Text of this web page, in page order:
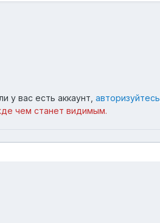
у вас есть аккаунт, авторизуйтесь
чем станет видимым.